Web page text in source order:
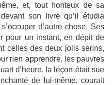
et, tout honteux de sa
son livre qu’il étudia
d’autre chose. Ses
pour un instant, en dépit de
celles des deux jolis serins,
rien apprendre, les pauvres
d’heure, la leçon était sue
de lui-même, courait